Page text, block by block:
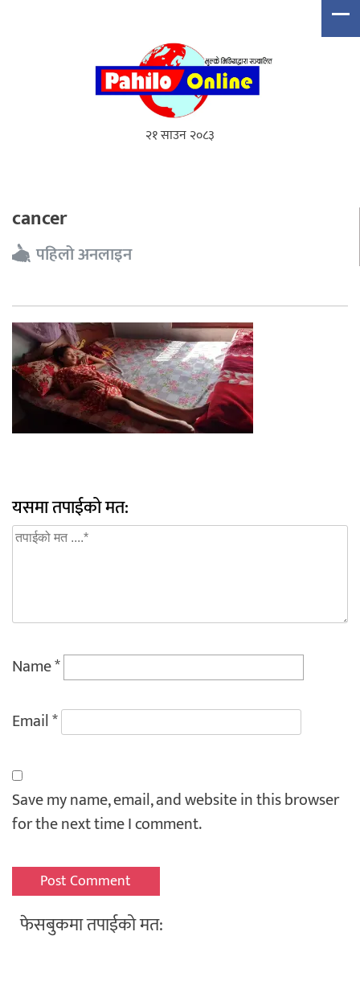
२१ साउन २०८३
cancer
पहिलो अनलाइन
यसमा तपाईको मत:
Name*
Email*
Save my name, email, and website in this browser
for the next time I comment.
फेसबुकमा तपाईको मत: